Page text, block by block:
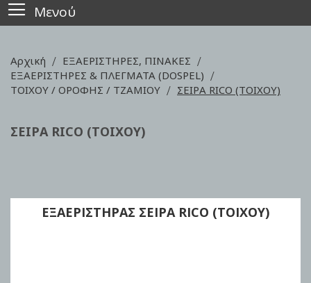
Μενού
Αρχική
ΕΞΑΕΡΙΣΤΗΡΕΣ, ΠΙΝΑΚΕΣ
ΕΞΑΕΡΙΣΤΗΡΕΣ & ΠΛΕΓΜΑΤΑ (DOSPEL)
ΤΟΙΧΟΥ / ΟΡΟΦΗΣ / ΤΖΑΜΙΟΥ
ΣΕΙΡΑ RICO (ΤΟΙΧΟΥ)
ΣΕΙΡΑ RICO (ΤΟΙΧΟΥ)
ΕΞΑΕΡΙΣΤΗΡΑΣ ΣΕΙΡΑ RICO (ΤΟΙΧΟΥ)